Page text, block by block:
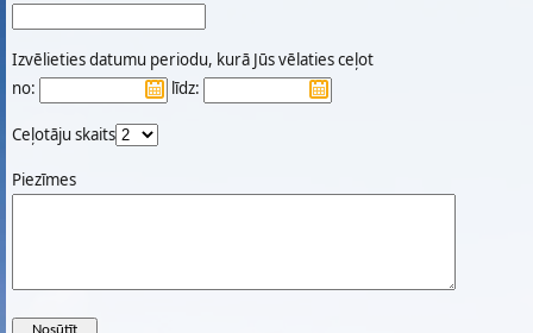
Izvēlieties datumu periodu, kurā Jūs vēlaties ceļot
no:
līdz:
Ceļotāju skaits
Piezīmes